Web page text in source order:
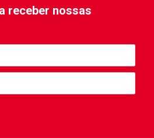
receber nossas